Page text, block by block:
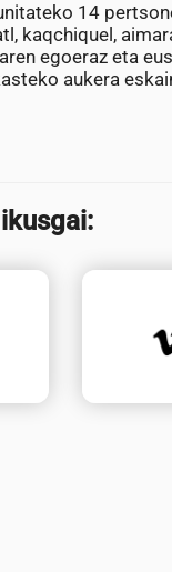
14
kaqchiquel,
egoeraz eta
aukera